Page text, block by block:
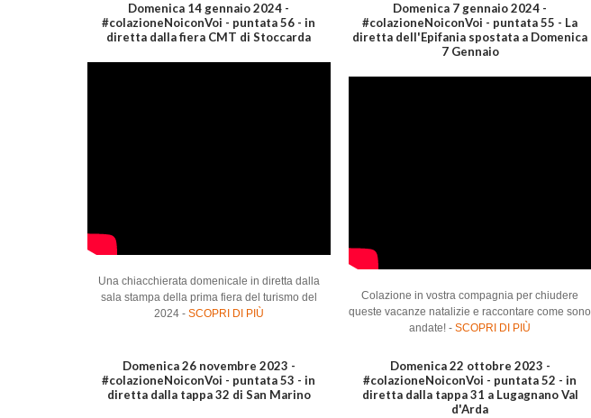
Domenica 14 gennaio 2024 -
#colazioneNoiconVoi - puntata 56 - in
diretta dalla fiera CMT di Stoccarda
Una chiacchierata domenicale in diretta dalla
sala stampa della prima fiera del turismo del
2024 - SCOPRI DI PIÙ
Domenica 7 gennaio 2024 -
#colazioneNoiconVoi - puntata 55 - La
diretta dell'Epifania spostata a Domenica
7 Gennaio
Colazione in vostra compagnia per chiudere
queste vacanze natalizie e raccontare come sono
andate! -SCOPRI DI PIÙ
Domenica 26 novembre 2023 -
#colazioneNoiconVoi - puntata 53 - in
diretta dalla tappa 32 di San Marino
Domenica 22 ottobre 2023 -
#colazioneNoiconVoi - puntata 52 - in
diretta dalla tappa 31 a Lugagnano Val
d'Arda